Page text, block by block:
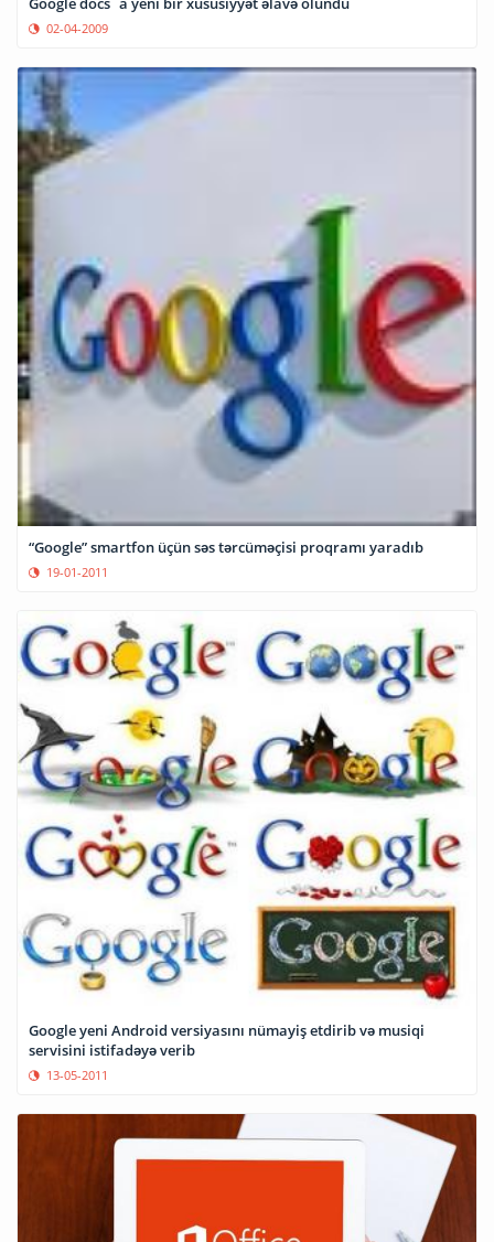
02-04-2009
“Google” smartfon üçün səs tərcüməçisi proqramı yaradıb
19-01-2011
Google yeni Android versiyasını nümayiş etdirib və musiqi
servisini istifadəyə verib
13-05-2011